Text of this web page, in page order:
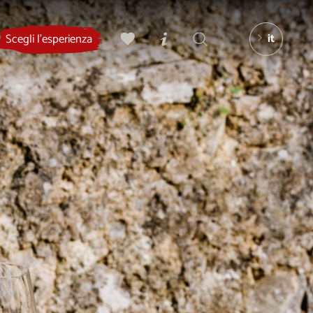
Scegli l'esperienza it